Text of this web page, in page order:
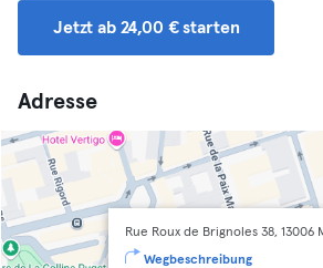
Jetzt ab 24,00 € starten
Adresse
Rue Roux de Brignoles 38, 13006
Wegbeschreibung